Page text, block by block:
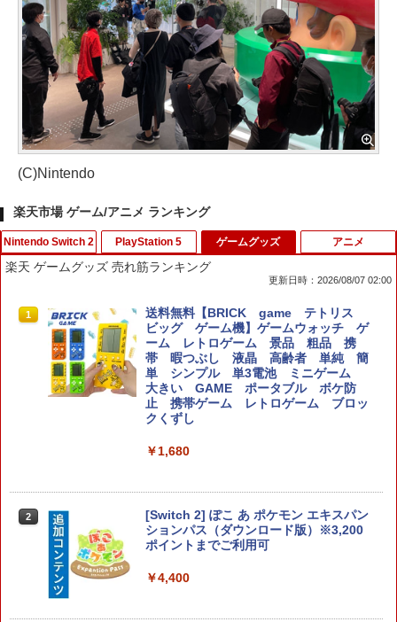
(C)Nintendo
楽天市場 ゲーム/アニメ ランキング
Nintendo Switch 2
1
【8/05.8/10限定！お買い物マラソン×5の
つく日｜ポイント最大49.5倍】【新品】
あつまれ どうぶつの森 Nintendo Switc
h 2 Edition/Switch2【日曜日以外即日発
送】※レターパック全国送料無料
￥6,156
h 2 Edition/Switch2【日曜日以外即日発
送】※レターパック全国送料無料
PlayStation 5
1
鬼エイム 橙鬼 ハイグレードモデル FPS
エイム向上 リング シリコン製 国産 ステ
ィック スポンジ PS5 PS4 SWITCH コン
トローラー 硬さ3種類 計6個入り
￥2,280
JDM：ジャパニーズドリフトマスター
スーパーボンバーマン コレクション PS5
ゲームグッズ
楽天 ゲームグッズ 売れ筋ランキング
更新日時：2026/08/07 02:00
1
送料無料【BRICK game テトリス
ビッグ ゲーム機】ゲームウォッチ ゲ
ーム レトロゲーム 景品 粗品 携
帯 暇つぶし 液晶 高齢者 単純 簡
単 シンプル 単3電池 ミニゲーム
大きい GAME ポータブル ボケ防
止 携帯ゲーム レトロゲーム ブロッ
クくずし
￥1,680
2
[Switch 2] ぽこ あ ポケモン エキスパン
ションパス（ダウンロード版）※3,200
ポイントまでご利用可
￥4,400
アニメ